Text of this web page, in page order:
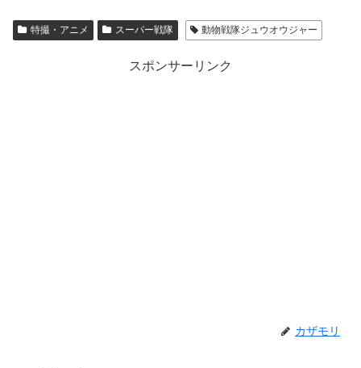
特撮・アニメ スーパー戦隊 動物戦隊ジュウオウジャー
スポンサーリンク
カザモリ